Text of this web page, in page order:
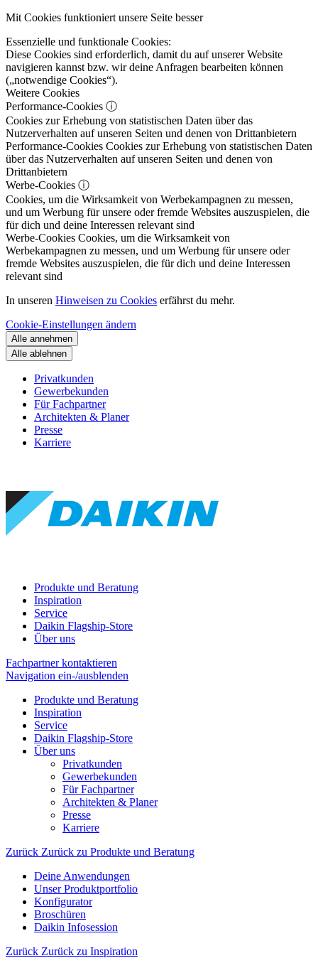
Mit Cookies funktioniert unsere Seite besser
Essenzielle und funktionale Cookies:
Diese Cookies sind erforderlich, damit du auf unserer Website
navigieren kannst bzw. wir deine Anfragen bearbeiten können
(„notwendige Cookies“).
Weitere Cookies
Performance-Cookies ⓘ
Cookies zur Erhebung von statistischen Daten über das
Nutzerverhalten auf unseren Seiten und denen von Drittanbietern
Performance-Cookies Cookies zur Erhebung von statistischen Daten
über das Nutzerverhalten auf unseren Seiten und denen von
Drittanbietern
Werbe-Cookies ⓘ
Cookies, um die Wirksamkeit von Werbekampagnen zu messen,
und um Werbung für unsere oder fremde Websites auszuspielen, die
für dich und deine Interessen relevant sind
Werbe-Cookies Cookies, um die Wirksamkeit von
Werbekampagnen zu messen, und um Werbung für unsere oder
fremde Websites auszuspielen, die für dich und deine Interessen
relevant sind
In unseren Hinweisen zu Cookies erfährst du mehr.
Cookie-Einstellungen ändern
Alle annehmen
Alle ablehnen
Privatkunden
Gewerbekunden
Für Fachpartner
Architekten & Planer
Presse
Karriere
Produkte und Beratung
Inspiration
Service
Daikin Flagship-Store
Über uns
Fachpartner kontaktieren
Navigation ein-/ausblenden
Produkte und Beratung
Inspiration
Service
Daikin Flagship-Store
Über uns
Privatkunden
Gewerbekunden
Für Fachpartner
Architekten & Planer
Presse
Karriere
Zurück Zurück zu Produkte und Beratung
Deine Anwendungen
Unser Produktportfolio
Konfigurator
Broschüren
Daikin Infosession
Zurück Zurück zu Inspiration